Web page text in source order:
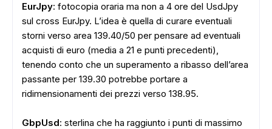
EurJpy: fotocopia oraria ma non a 4 ore del UsdJpy
sul cross EurJpy. L’idea è quella di curare eventuali
storni verso area 139.40/50 per pensare ad eventuali
acquisti di euro (media a 21 e punti precedenti),
tenendo conto che un superamento a ribasso dell’area
passante per 139.30 potrebbe portare a
ridimensionamenti dei prezzi verso 138.95.
GbpUsd: sterlina che ha raggiunto i punti di massimo